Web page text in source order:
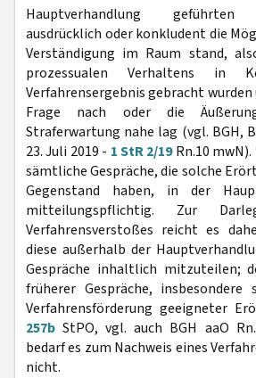
Hauptverhandlung geführten
ausdrücklich oder konkludent die
Verständigung im Raum stand,
prozessualen Verhaltens in
Verfahrensergebnis gebracht
Frage nach oder die
Straferwartung nahe lag (vgl. BGH,
23. Juli 2019 - 1 StR 2/19Rn.10
sämtliche Gespräche, die solche
Gegenstand haben, in der
mitteilungspflichtig. Zur
Verfahrensverstoßes reicht es
diese außerhalb der
Gespräche inhaltlich mitzuteilen;
früherer Gespräche, insbesondere
Verfahrensförderung geeigneter
257b StPO, vgl. auch BGH aaO
bedarf es zum Nachweis eines
nicht.